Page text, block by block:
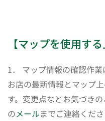
【マップを使用す
1． マップ情報の確認作業
お店の最新情報とマップ
す。変更点などお気づき
のメールまでご連絡くださ